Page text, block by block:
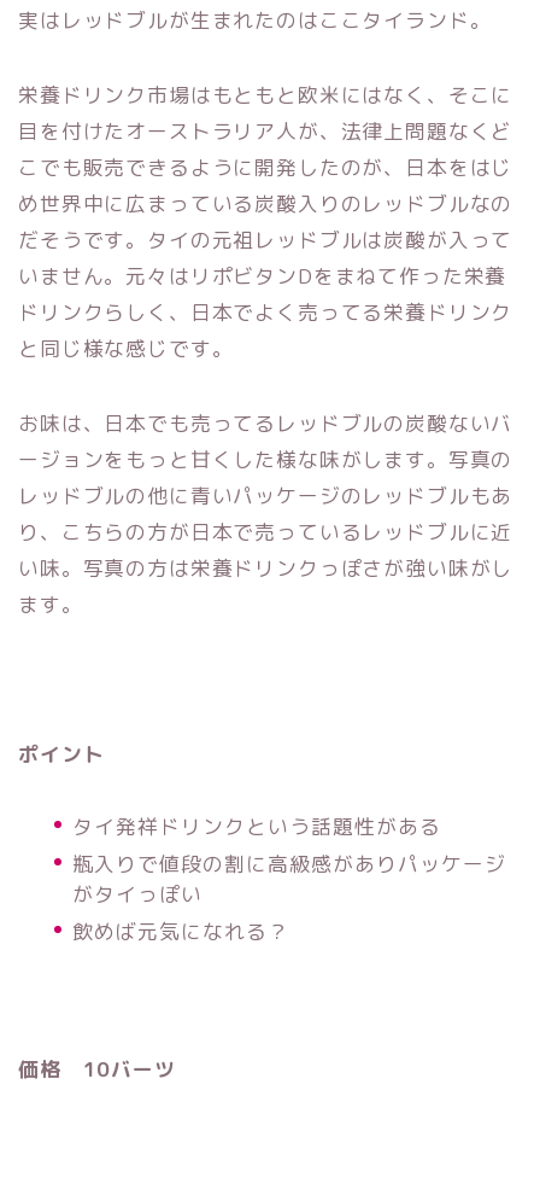
実はレッドブルが生まれたのはここタイランド。
栄養ドリンク市場はもともと欧米にはなく、そこに
目を付けたオーストラリア人が、法律上問題なくど
こでも販売できるように開発したのが、日本をはじ
め世界中に広まっている炭酸入りのレッドブルなの
だそうです。タイの元祖レッドブルは炭酸が入って
いません。元々はリポビタンDをまねて作った栄養
ドリンクらしく、日本でよく売ってる栄養ドリンク
と同じ様な感じです。
お味は、日本でも売ってるレッドブルの炭酸ないバ
ージョンをもっと甘くした様な味がします。写真の
レッドブルの他に青いパッケージのレッドブルもあ
り、こちらの方が日本で売っているレッドブルに近
い味。写真の方は栄養ドリンクっぽさが強い味がし
ます。
ポイント
タイ発祥ドリンクという話題性がある
瓶入りで値段の割に高級感がありパッケージ
がタイっぽい
飲めば元気になれる？
価格 10バーツ